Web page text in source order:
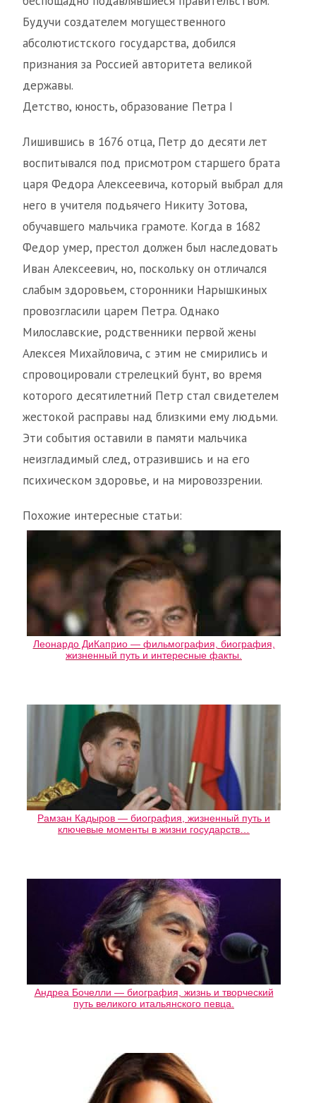
Будучи создателем могущественного
абсолютистского государства, добился
признания за Россией авторитета великой
державы.
Детство, юность, образование Петра I
Лишившись в 1676 отца, Петр до десяти лет
воспитывался под присмотром старшего брата
царя Федора Алексеевича, который выбрал для
него в учителя подьячего Никиту Зотова,
обучавшего мальчика грамоте. Когда в 1682
Федор умер, престол должен был наследовать
Иван Алексеевич, но, поскольку он отличался
слабым здоровьем, сторонники Нарышкиных
провозгласили царем Петра. Однако
Милославские, родственники первой жены
Алексея Михайловича, с этим не смирились и
спровоцировали стрелецкий бунт, во время
которого десятилетний Петр стал свидетелем
жестокой расправы над близкими ему людьми.
Эти события оставили в памяти мальчика
неизгладимый след, отразившись и на его
психическом здоровье, и на мировоззрении.
Похожие интересные статьи:
Леонардо ДиКаприо — фильмография, биография,
жизненный путь и интересные факты.
Рамзан Кадыров — биография, жизненный путь и
ключевые моменты в жизни государств…
Андреа Бочелли — биография, жизнь и творческий
путь великого итальянского певца.